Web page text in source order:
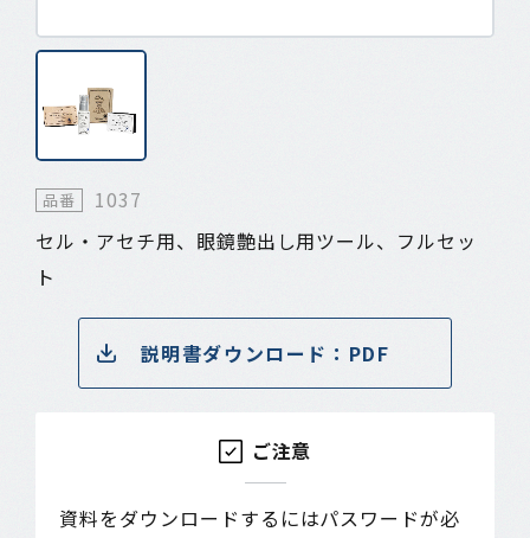
品番
1037
セル・アセチ用、眼鏡艶出し用ツール、フルセッ
ト
説明書ダウンロード：PDF
ご注意
資料をダウンロードするにはパスワードが必